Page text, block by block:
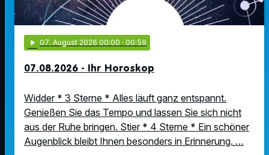
play_arrow 07. August 2026 00:00 · 00:59
07.08.2026 - Ihr Horoskop
Widder * 3 Sterne * Alles läuft ganz entspannt.
Genießen Sie das Tempo und lassen Sie sich nicht
aus der Ruhe bringen. Stier * 4 Sterne * Ein schöner
Augenblick bleibt Ihnen besonders in Erinnerung. …